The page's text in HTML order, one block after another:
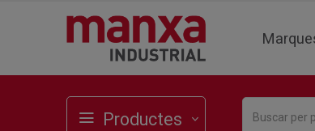
Productes